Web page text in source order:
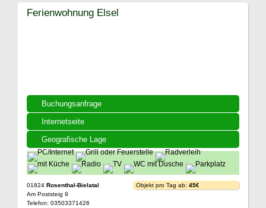
Buchungsanfrage
Internetseite
Geografische Lage
Ferienwohnung Elsel
01824 Rosenthal-Bielatal
Am Poststeig 9
Telefon: 03503371426
Objekt pro Tag ab: 45€